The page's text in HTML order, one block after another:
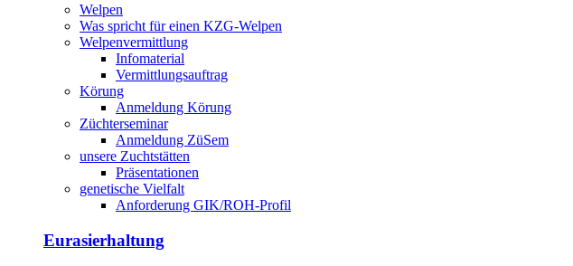
Welpen
Was spricht für einen KZG-Welpen
Welpenvermittlung
Infomaterial
Vermittlungsauftrag
Körung
Anmeldung Körung
Züchterseminar
Anmeldung ZüSem
unsere Zuchtstätten
Präsentationen
genetische Vielfalt
Anforderung GIK/ROH-Profil
Eurasierhaltung